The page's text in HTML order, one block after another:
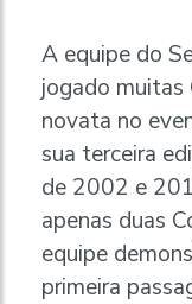
A equipe do
jogado muitas
novata no
sua terceira
de 2002 e
apenas duas
equipe
primeira